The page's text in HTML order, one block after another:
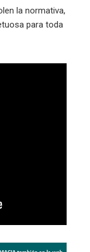
la normativa,
para toda